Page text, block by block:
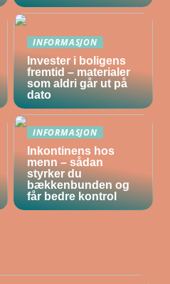
INFORMASJON
Invester i boligens
fremtid – materialer
som aldri går ut på
dato
INFORMASJON
Inkontinens hos
menn – sådan
styrker du
bækkenbunden og
får bedre kontrol